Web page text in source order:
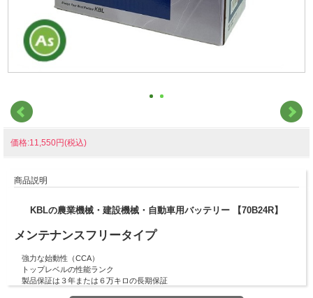
価格:11,550円(税込)
商品説明
KBLの農業機械・建設機械・自動車用バッテリー 【70B24R】
メンテナンスフリータイプ
強力な始動性（CCA）
トップレベルの性能ランク
製品保証は３年または６万キロの長期保証